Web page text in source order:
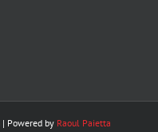
Powered by Raoul Paietta